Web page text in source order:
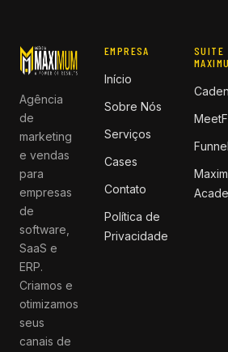
Agência
de
marketing
e vendas
para
empresas
de
software,
SaaS e
ERP.
Criamos e
otimizamos
seus
canais de
EMPRESA
Início
Sobre Nós
Serviços
Cases
Contato
Política de
Privacidade
SUITE